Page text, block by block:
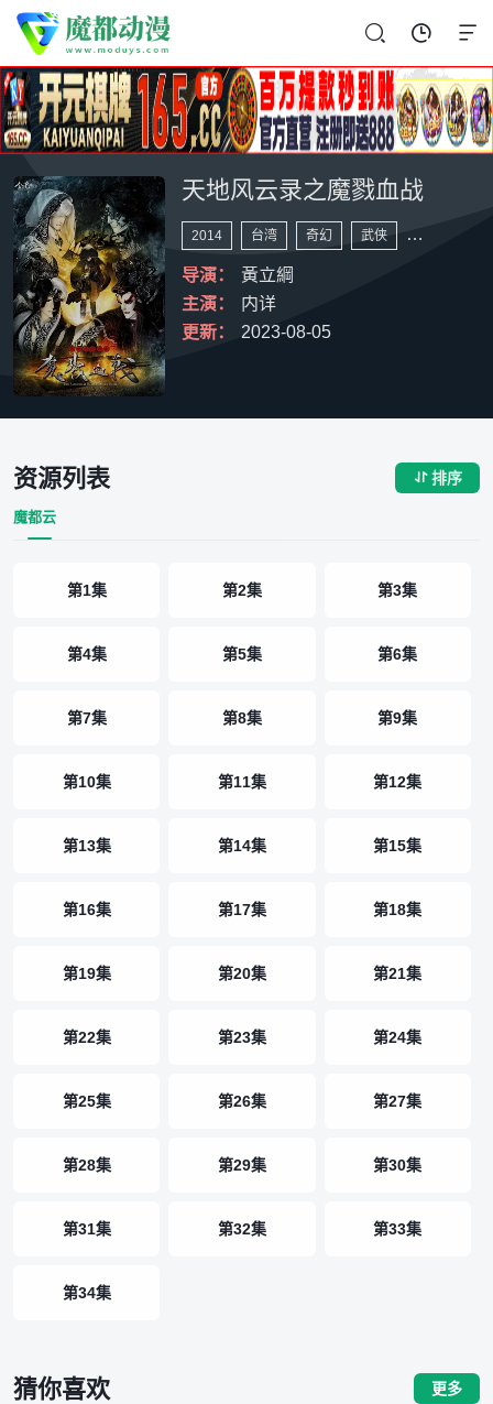
  
天地风云录之魔戮血战
2014 台湾 奇幻 武侠 港台动漫
导演：
黃立綱
主演：
内详
更新：
2023-08-05
资源列表  排序
魔都云
第1集 第2集 第3集
第4集 第5集 第6集
第7集 第8集 第9集
第10集 第11集 第12集
第13集 第14集 第15集
第16集 第17集 第18集
第19集 第20集 第21集
第22集 第23集 第24集
第25集 第26集 第27集
第28集 第29集 第30集
第31集 第32集 第33集
第34集
猜你喜欢 更多